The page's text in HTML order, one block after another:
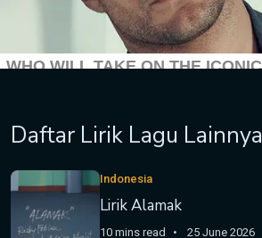
Daftar Lirik Lagu Lainnya
Indonesia
Lirik Alamak
10 mins read 25 June 2026